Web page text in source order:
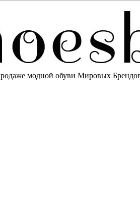
модной обуви Мировых